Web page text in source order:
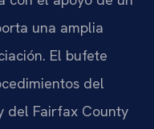
una amplia
El bufete
del
del Fairfax County